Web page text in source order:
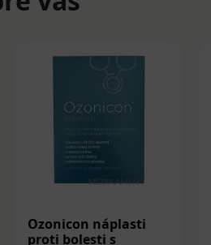
Ozonicon náplasti
proti bolesti s